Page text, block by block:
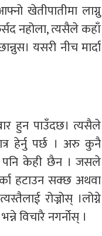
खेतीपातीमा लाग्नु
नहोला, त्यसैले कहाँ
यसरी नीच मार्दा
हुन पाउँदछ। त्यसैले
हेर्नु पर्छ । अरु कुनै
पनि केही छैन । जसले
हटाउन सक्छ अथवा
रोज्नोस् ।लोग्ने
विचारै नगर्नोस् ।